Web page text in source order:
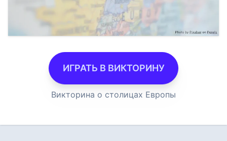
ИГРАТЬ В ВИКТОРИНУ
Викторина о столицах Европы